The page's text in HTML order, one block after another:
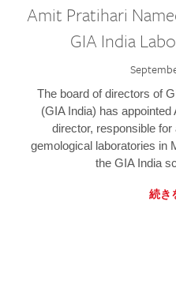
Amit Pratihari
GIA India
The board of directors of
(GIA India) has
director, responsible for
gemological laboratories in
the GIA India
続き